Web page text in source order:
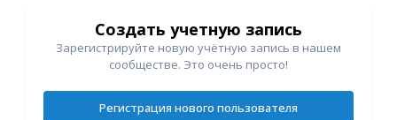
Создать учетную запись
Зарегистрируйте новую учётную запись в нашем
сообществе. Это очень просто!
Регистрация нового пользователя